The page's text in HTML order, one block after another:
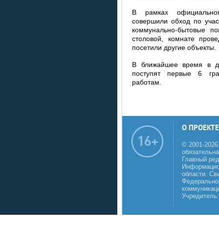
В рамках
совершили обход по
коммунально-бытовые
столовой, комнате
посетили другие объекты.
В ближайшее время в
поступят первые 6
работам.
О ПРОЕКТЕ
© 2001-
Главный
области.